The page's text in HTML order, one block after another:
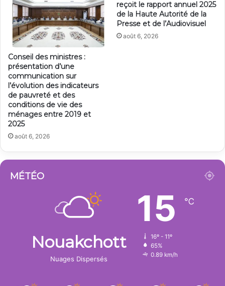
Conseil des ministres :
présentation d’une
communication sur
l’évolution des indicateurs
de pauvreté et des
conditions de vie des
ménages entre 2019 et
2025
août 6, 2026
reçoit le rapport annuel 2025
de la Haute Autorité de la
Presse et de l’Audiovisuel
août 6, 2026
MÉTÉO
Nouakchott
Nuages Dispersés
15 ℃
16º - 11º
65%
0.89 km/h